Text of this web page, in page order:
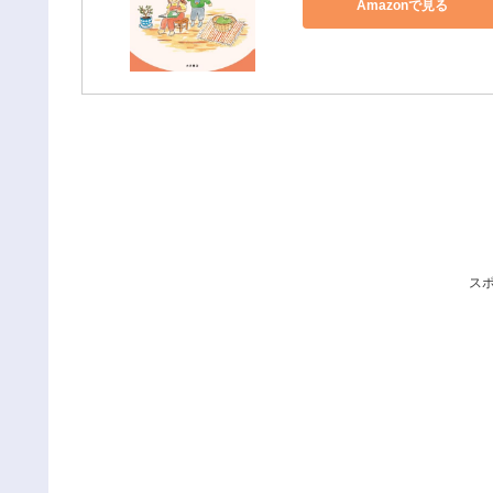
Amazonで見る
ス